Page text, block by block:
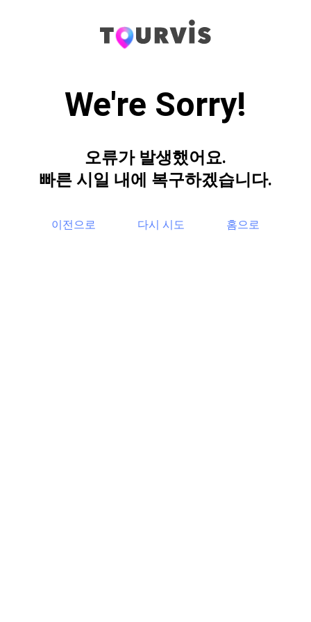
We're Sorry!
오류가 발생했어요.
빠른 시일 내에 복구하겠습니다.
이전으로 다시 시도 홈으로